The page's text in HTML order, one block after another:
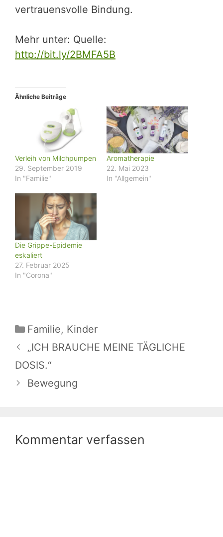
vertrauensvolle Bindung.
Mehr unter: Quelle:
http://bit.ly/2BMFA5B
Ähnliche Beiträge
Verleih von Milchpumpen
29. September 2019
In "Familie"
Aromatherapie
22. Mai 2023
In "Allgemein"
Die Grippe-Epidemie
eskaliert
27. Februar 2025
In "Corona"
Kategorien
Familie, Kinder
„ICH BRAUCHE MEINE TÄGLICHE
DOSIS.“
Bewegung
Kommentar verfassen